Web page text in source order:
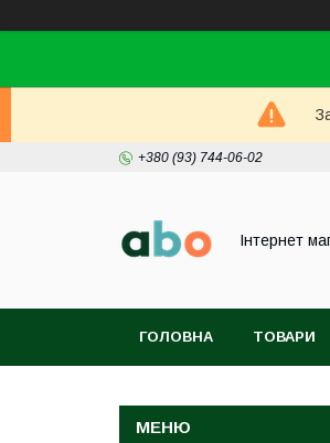
+380 (93) 744-06-02
Інтернет
ГОЛОВНА ТОВАРИ